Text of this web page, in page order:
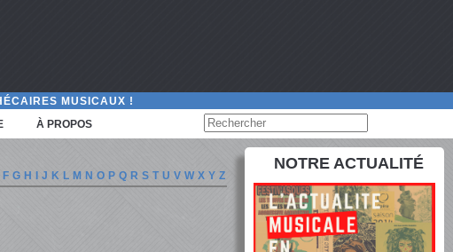
MUSICAUX !
À PROPOS
F G H I J K L M N O P Q R S T U V W X Y Z
NOTRE ACTUALITÉ